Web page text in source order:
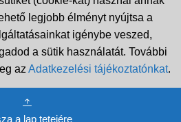
legjobb élményt nyújtsa a
igénybe veszed,
a sütik használatát. További
az Adatkezelési tájékoztatónkat.
a lap tetejére